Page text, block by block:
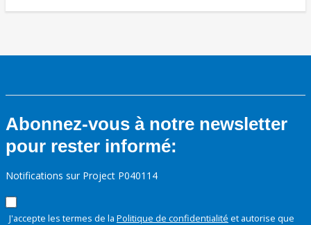
Abonnez-vous à notre newsletter
pour rester informé:
Notifications sur Project P040114
J'accepte les termes de la Politique de confidentialité et autorise que